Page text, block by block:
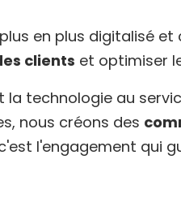
en plus digitalisé
clients et optimiser
la technologie au
nous créons des
l'engagement qui